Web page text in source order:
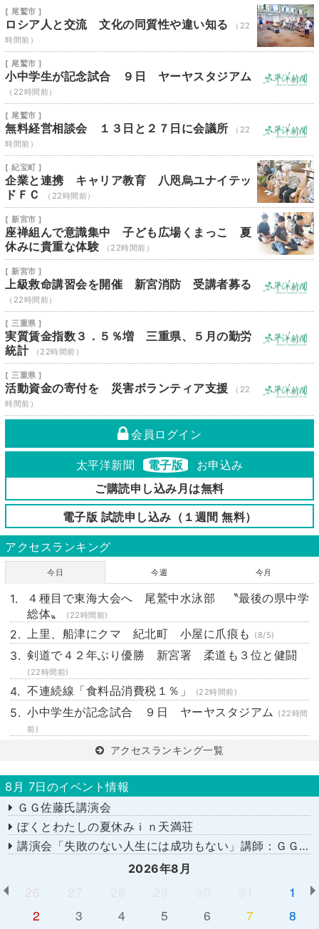
[ 尾鷲市 ]
ロシア人と交流 文化の同質性や違い知る
（22
時間前）
[ 尾鷲市 ]
小中学生が記念試合 ９日 ヤーヤスタジアム
（22時間前）
[ 尾鷲市 ]
無料経営相談会 １３日と２７日に会議所
（22
時間前）
[ 紀宝町 ]
企業と連携 キャリア教育 八咫烏ユナイテッ
ドＦＣ
（22時間前）
[ 新宮市 ]
座禅組んで意識集中 子ども広場くまっこ 夏
休みに貴重な体験
（22時間前）
[ 新宮市 ]
上級救命講習会を開催 新宮消防 受講者募る
（22時間前）
[ 三重県 ]
実質賃金指数３．５％増 三重県、５月の勤労
統計
（22時間前）
[ 三重県 ]
活動資金の寄付を 災害ボランティア支援
（22
時間前）
会員ログイン
太平洋新聞 電子版
お申込み
ご購読申し込み月は無料
電子版 試読申し込み（１週間 無料）
アクセスランキング
今日 今週 今月
４種目で東海大会へ 尾鷲中水泳部 〝最後の県中学
総体〟
(22時間前)
上里、船津にクマ 紀北町 小屋に爪痕も (8/5)
剣道で４２年ぶり優勝 新宮署 柔道も３位と健闘
(22時間前)
不連続線「食料品消費税１％」 (22時間前)
小中学生が記念試合 ９日 ヤーヤスタジアム (22時間
前)
アクセスランキング一覧
8月 7日のイベント情報
ＧＧ佐藤氏講演会
ぼくとわたしの夏休みｉｎ天満荘
講演会「失敗のない人生には成功もない」講師：ＧＧ佐藤さん
2026年8月
26
1
2
3 4 5 6 7
8